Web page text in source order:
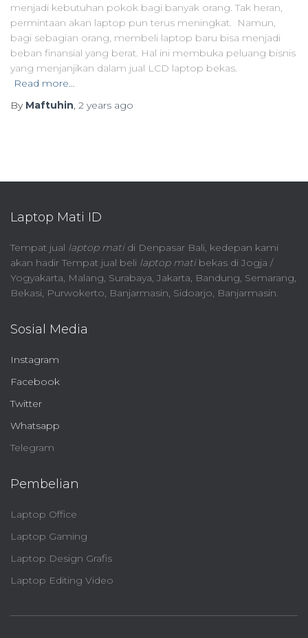
menjadi kebutuhan pokok bagi banyak orang. Tak heran,
permintaan akan laptop pun terus meningkat. Namun,
bagi sebagian orang, membeli laptop baru bisa menjadi
beban finansial yang berat. Hal ini membuka peluang bisnis
yang menjanjikan dalam jual LCD laptop bekas.
Read more…
By Maftuhin, 2 years ago
Laptop Mati ID
Tempat jual laptop matidi Denpasar Bali, kedepan kami
akan hadir Tempat jual beli laptop matibekas di Jogja /
Yogyakarta, Malang, Surabaya, Jakarta, Bandung, Semarang,
Bekasi, Purwokerto, Banjarmasin, Sidoarjo, Banjarmasin.
Sosial Media
Instagram
Facebook
Twitter
Whatsapp
Telegram
Pembelian
Laptop Office
Laptop Gaming
Laptop Design Grafis
Laptop Editing Video